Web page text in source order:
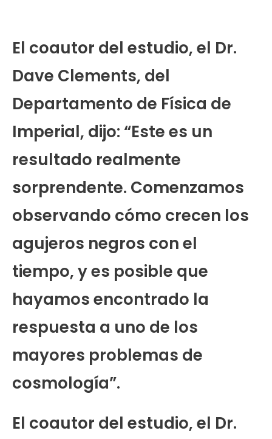
El coautor del estudio, el Dr.
Dave Clements, del
Departamento de Física de
Imperial, dijo: “Este es un
resultado realmente
sorprendente. Comenzamos
observando cómo crecen los
agujeros negros con el
tiempo, y es posible que
hayamos encontrado la
respuesta a uno de los
mayores problemas de
cosmología”.
El coautor del estudio, el Dr.